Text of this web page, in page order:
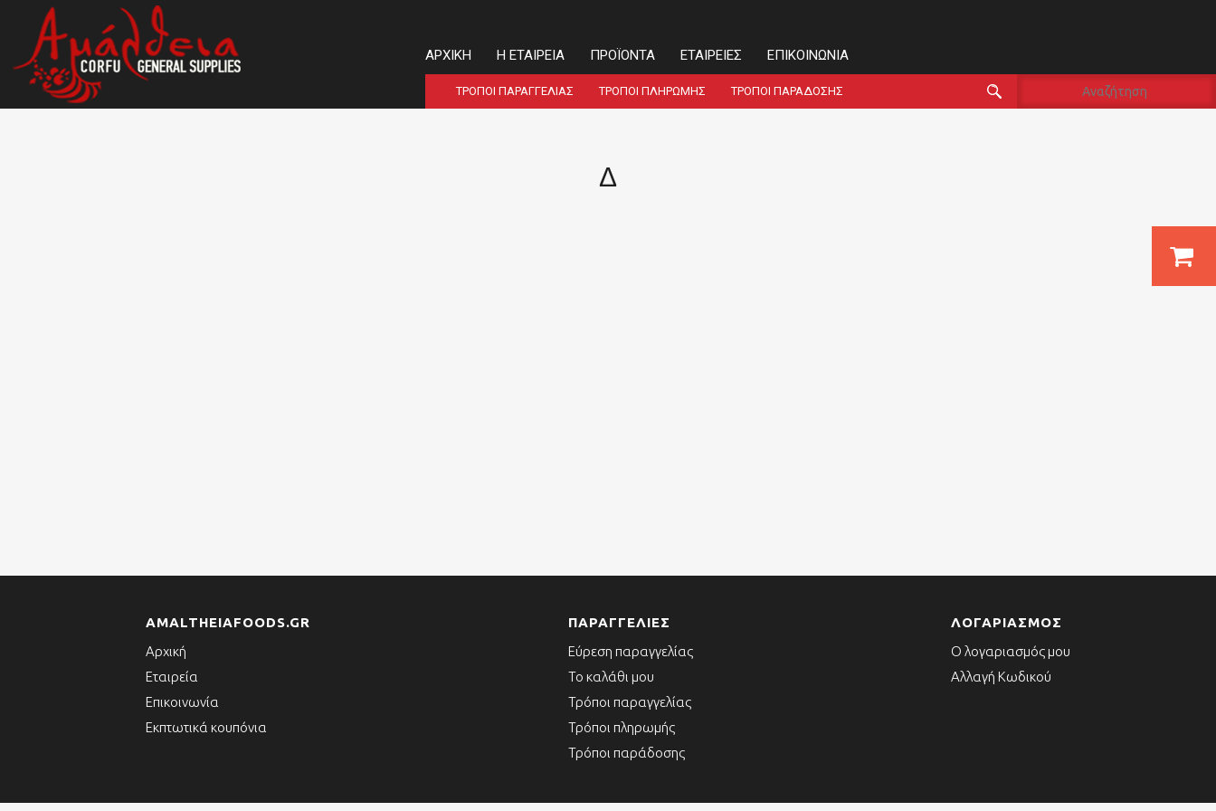
ΑΡΧΙΚΉ Η ΕΤΑΙΡΕΊΑ ΠΡΟΪΌΝΤΑ ΕΤΑΙΡΕΊΕΣ ΕΠΙΚΟΙΝΩΝΊΑ
ΤΡΌΠΟΙ ΠΑΡΑΓΓΕΛΊΑΣ ΤΡΌΠΟΙ ΠΛΗΡΩΜΉΣ ΤΡΌΠΟΙ ΠΑΡΆΔΟΣΗΣ
Δ
AMALTHEIAFOODS.GR
Αρχική
Εταιρεία
Επικοινωνία
Εκπτωτικά κουπόνια
ΠΑΡΑΓΓΕΛΊΕΣ
Εύρεση παραγγελίας
Το καλάθι μου
Τρόποι παραγγελίας
Τρόποι πληρωμής
Τρόποι παράδοσης
ΛΟΓΑΡΙΑΣΜΌΣ
Ο λογαριασμός μου
Αλλαγή Κωδικού